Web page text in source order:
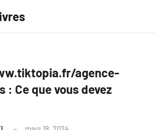
agence-
Ce que vous devez